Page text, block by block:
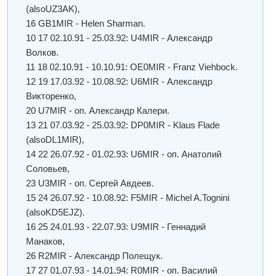
(alsoUZ3AK),
16 GB1MIR - Helen Sharman.
10 17 02.10.91 - 25.03.92: U4MIR - Александр
Волков.
11 18 02.10.91 - 10.10.91: OE0MIR - Franz Viehbock.
12 19 17.03.92 - 10.08.92: U6MIR - Александр
Викторенко,
20 U7MIR - оп. Александр Калери.
13 21 07.03.92 - 25.03.92: DP0MIR - Klaus Flade
(alsoDL1MIR),
14 22 26.07.92 - 01.02.93: U6MIR - оп. Анатолий
Соловьев,
23 U3MIR - оп. Сергей Авдеев.
15 24 26.07.92 - 10.08.92: F5MIR - Michel A.Tognini
(alsoKD5EJZ).
16 25 24.01.93 - 22.07.93: U9MIR - Геннадий
Манаков,
26 R2MIR - Александр Полещук.
17 27 01.07.93 - 14.01.94: R0MIR - оп. Василий